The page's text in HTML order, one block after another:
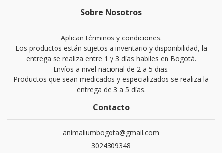
Sobre Nosotros
Aplican términos y condiciones.
Los productos están sujetos a inventario y disponibilidad, la
entrega se realiza entre 1 y 3 días habiles en Bogotá.
Envíos a nivel nacional de 2 a 5 dias.
Productos que sean medicados y especializados se realiza la
entrega de 3 a 5 días.
Contacto
animaliumbogota@gmail.com
3024309348